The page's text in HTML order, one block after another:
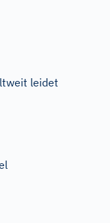
leidet